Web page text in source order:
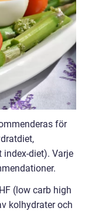
för
index-diet). Varje
(low carb high
kolhydrater och